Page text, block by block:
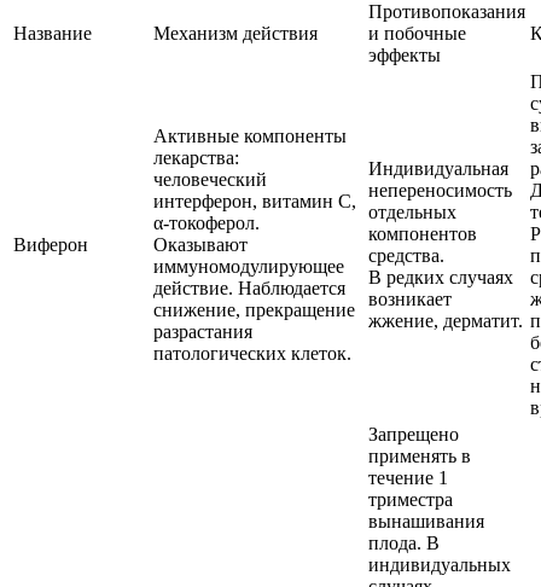
Название Механизм действия
Противопоказания
и побочные
эффекты
Виферон
Активные компоненты
лекарства:
человеческий
интерферон, витамин С,
α-токоферол.
Оказывают
иммуномодулирующее
действие. Наблюдается
снижение, прекращение
разрастания
патологических клеток.
Индивидуальная
непереносимость
отдельных
компонентов
средства.
В редких случаях
возникает
жжение, дерматит.
Запрещено
применять в
течение 1
триместра
вынашивания
плода. В
индивидуальных